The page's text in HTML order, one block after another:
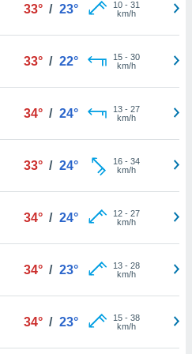
33° / 23° 10- 31
km/h
33° / 22° 15- 30
km/h
34° / 24° 13- 27
km/h
33° / 24° 16- 34
km/h
34° / 24° 12- 27
km/h
34° / 23° 13- 28
km/h
34° / 23° 15- 38
km/h